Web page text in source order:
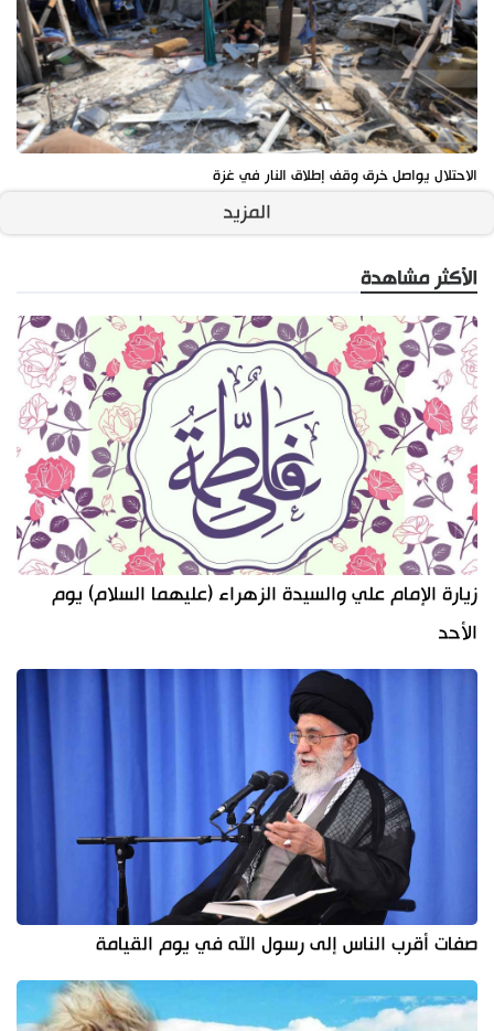
الاحتلال يواصل خرق وقف إطلاق النار في غزة
المزيد
الأكثر مشاهدة
زيارة الإمام علي والسيدة الزهراء (عليهما السلام) يوم
الأحد
صفات أقرب الناس إلى رسول الله في يوم القيامة